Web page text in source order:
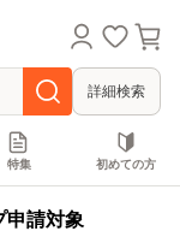
詳細検索
特集 初めての方
申請対象